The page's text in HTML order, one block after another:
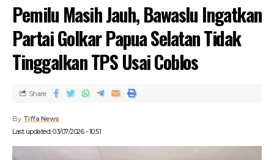
Pemilu Masih Jauh, Bawaslu Ingatkan
Partai Golkar Papua Selatan Tidak
Tinggalkan TPS Usai Coblos
Last updated: 03/07/2026 - 10:51
By Tiffa News
Share